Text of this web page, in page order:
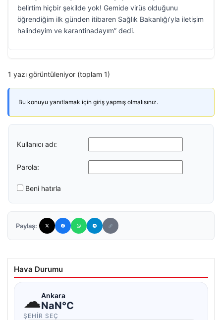
belirtim hiçbir şekilde yok! Gemide virüs olduğunu
öğrendiğim ilk günden itibaren Sağlık Bakanlığı’yla iletişim
halindeyim ve karantinadayım” dedi.
1 yazı görüntüleniyor (toplam 1)
Bu konuyu yanıtlamak için giriş yapmış olmalısınız.
Kullanıcı adı:
Parola:
Beni hatırla
Paylaş:
Hava Durumu
☁Ankara
NaN°C
ŞEHIR SEÇ